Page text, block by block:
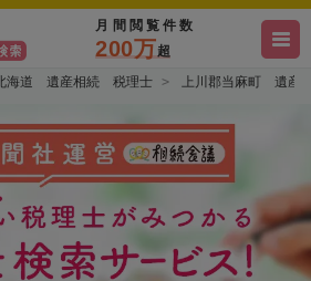
月間閲覧件数
200万超
海道 遺産相続 税理士 上川郡当麻町 遺産